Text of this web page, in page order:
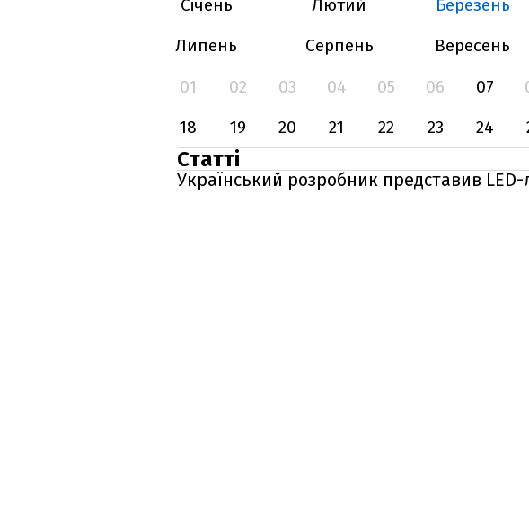
Січень
Лютий Березень
Липень
Серпень Вересень
01
02 03 04 05 06 07
18
19 20 21 22 23 24
Статті
Український розробник представив